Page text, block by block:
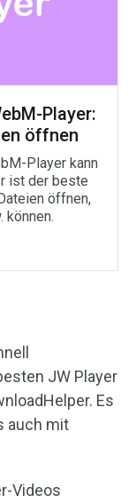
Player:
öffnen
Player kann
ist der beste
öffnen,
können.
JW Player
Es
auch mit
Videos